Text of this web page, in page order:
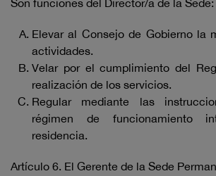
Son funciones del Director/a de la Sede:
Elevar al Consejo de Gobierno la
actividades.
Velar por el cumplimiento del
realización de los servicios.
Regular mediante las
régimen de funcionamiento
residencia.
Artículo 6. El Gerente de la Sede